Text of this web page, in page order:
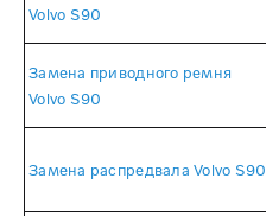
Volvo S90
Замена приводного ремня
Volvo S90
Замена распредвала Volvo S90